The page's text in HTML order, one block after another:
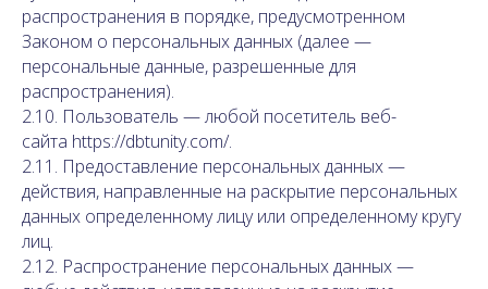
распространения в порядке, предусмотренном
Законом о персональных данных (далее —
персональные данные, разрешенные для
распространения).
2.10. Пользователь — любой посетитель веб-
сайта https://dbtunity.com/.
2.11. Предоставление персональных данных —
действия, направленные на раскрытие персональных
данных определенному лицу или определенному кругу
лиц.
2.12. Распространение персональных данных —